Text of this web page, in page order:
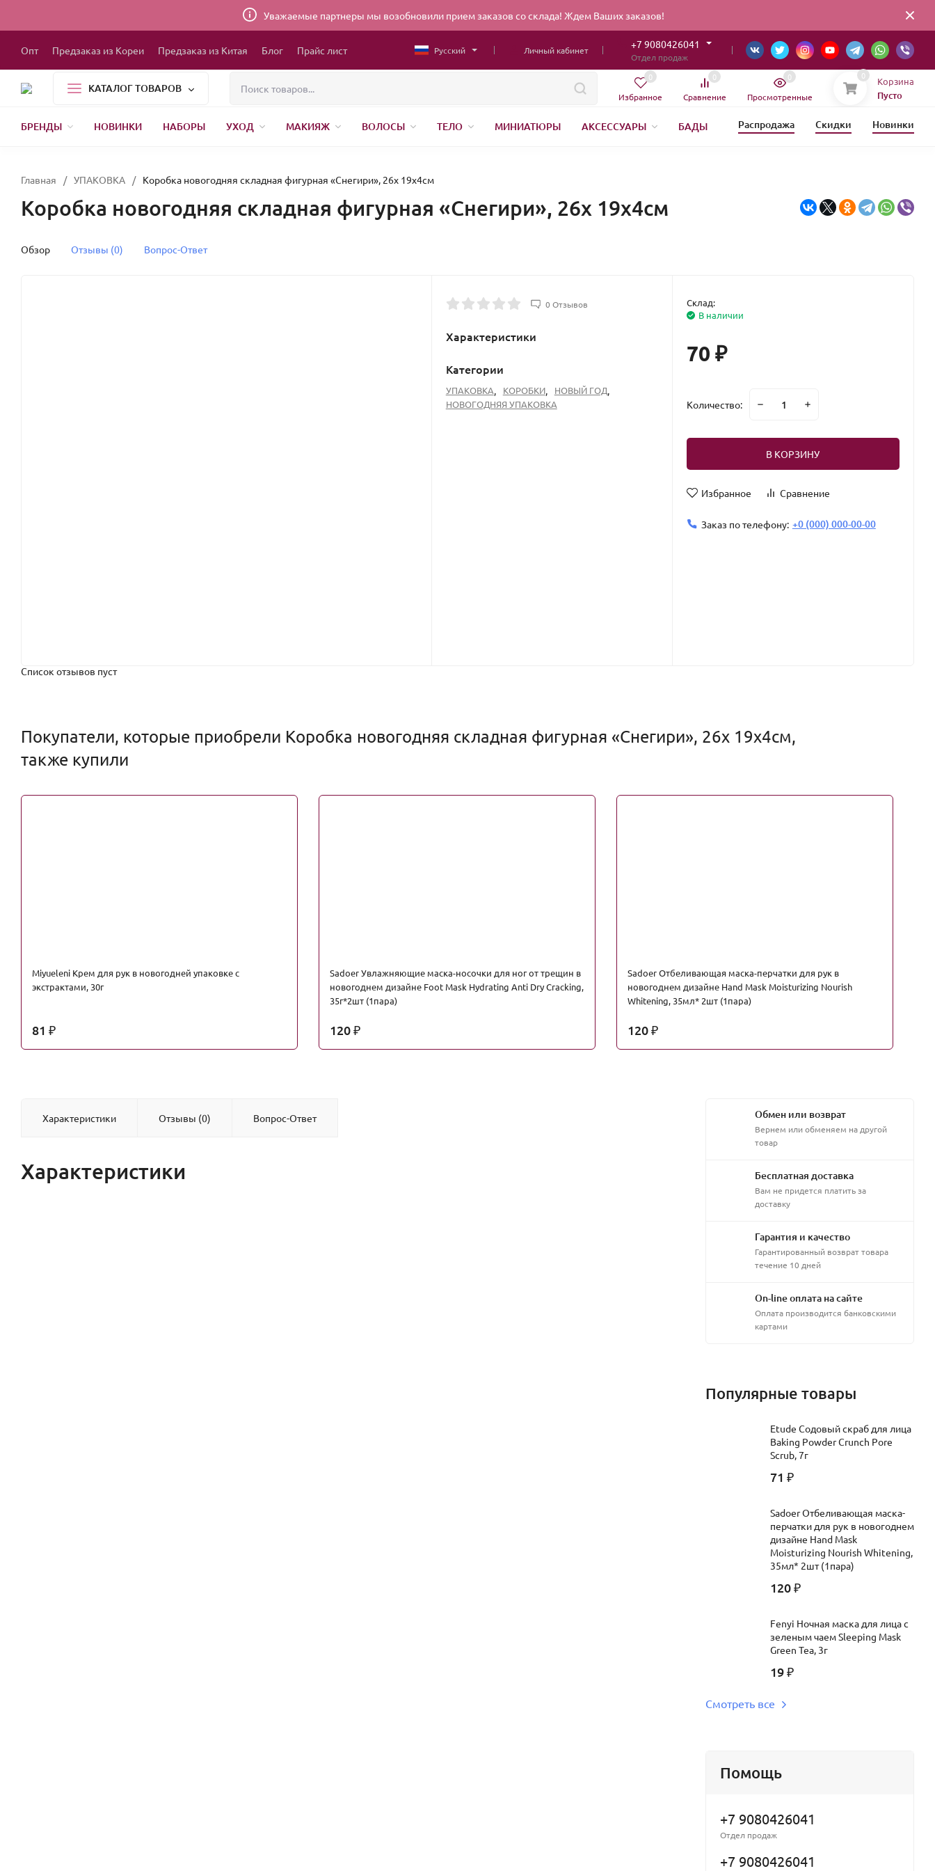
Уважаемые партнеры мы возобновили прием заказов со склада! Ждем Ваших заказов!
Опт Предзаказ из Кореи Предзаказ из Китая Блог Прайс лист Русский Личный кабинет +7 9080426041
Отдел продаж
КАТАЛОГ ТОВАРОВ
Избранное
0
Сравнение
0
Просмотренные
0 0 Корзина
Пусто
БРЕНДЫ НОВИНКИ НАБОРЫ УХОД МАКИЯЖ ВОЛОСЫ ТЕЛО МИНИАТЮРЫ АКСЕССУАРЫ
БАДЫ
Распродажа Скидки Новинки
Главная / УПАКОВКА / Коробка новогодняя складная фигурная «Снегири», 26х 19х4см
Коробка новогодняя складная фигурная «Снегири», 26х 19х4см
Обзор Отзывы (0) Вопрос-Ответ
0 Отзывов
Характеристики
Категории
УПАКОВКА, КОРОБКИ, НОВЫЙ ГОД,
НОВОГОДНЯЯ УПАКОВКА
Склад:
В наличии
70 ₽
Количество:
В КОРЗИНУ
Избранное Сравнение
Заказ по телефону: +0 (000) 000-00-00
Список отзывов пуст
Покупатели, которые приобрели Коробка новогодняя складная фигурная «Снегири», 26х 19х4см,
также купили
Miyueleni Крем для рук в новогодней упаковке с
экстрактами, 30г
81 ₽
Sadoer Увлажняющие маска-носочки для ног от трещин в
новогоднем дизайне Foot Mask Hydrating Anti Dry Cracking,
35г*2шт (1пара)
120 ₽
Sadoer Отбеливающая маска-перчатки для рук в
новогоднем дизайне Hand Mask Moisturizing Nourish
Whitening, 35мл* 2шт (1пара)
120 ₽
Характеристики Отзывы (0) Вопрос-Ответ
Характеристики
Обмен или возврат
Вернем или обменяем на другой
товар
Бесплатная доставка
Вам не придется платить за
доставку
Гарантия и качество
Гарантированный возврат товара
течение 10 дней
On-line оплата на сайте
Оплата производится банковскими
картами
Популярные товары
Etude Содовый скраб для лица
Baking Powder Crunch Pore
Scrub, 7г
71 ₽
Sadoer Отбеливающая маска-
перчатки для рук в новогоднем
дизайне Hand Mask
Moisturizing Nourish Whitening,
35мл* 2шт (1пара)
120 ₽
Fenyi Ночная маска для лица с
зеленым чаем Sleeping Mask
Green Tea, 3г
19 ₽
Смотреть все
Помощь
+7 9080426041
Отдел продаж
+7 9080426041